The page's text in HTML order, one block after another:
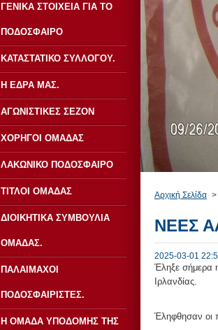
Αρχική Σελίδα >
ΝΕΕΣ
2025-03-01
Έληξε
Ιρλανδίας.
Έληφθησαν οι
ΓΕΝΙΚΑ ΣΤΟΙΧΕΙΑ ΓΙΑ ΤΟ
ΠΟΔΟΣΦΑΙΡΟ
ΚΑΤΑΣΤΑΤΙΚΟ ΣΥΛΛΟΓΟΥ.
Η ΕΔΡΑ ΜΑΣ.
ΑΓΩΝΙΣΤΙΚΕΣ ΣΕΖΟΝ
ΧΟΡΗΓΟΙ ΟΜΑΔΑΣ
ΛΑΚΩΝΙΚΟ ΠΟΔΟΣΦΑΙΡΟ
ΤΙΤΛΟΙ ΟΜΑΔΑΣ
ΔΙΟΙΚΗΤΙΚΑ ΣΥΜΒΟΥΛΙΑ
ΟΜΑΔΑΣ.
ΠΑΛΑΙΜΑΧΟΙ
ΠΟΔΟΣΦΑΙΡΙΣΤΕΣ.
Η ΟΜΑΔΑ ΥΠΟΔΟΜΗΣ ΤΗΣ